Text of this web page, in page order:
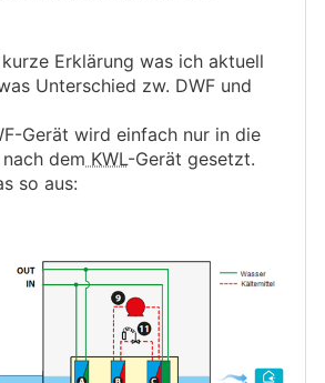
jedenfalls nutzen, um bei
zu Funktion und Technik
Auch um Vor- und Nachteile
Ansätze zu durchleuchten.
Produkte/Ideen vorstellen zu
Erklärung was ich aktuell
Unterschied zw. DWF und
Gerät wird einfach nur in die
dem KWL-Gerät gesetzt.
so aus: